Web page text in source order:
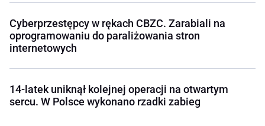
Cyberprzestępcy w rękach CBZC. Zarabiali na
oprogramowaniu do paraliżowania stron
internetowych
14-latek uniknął kolejnej operacji na otwartym
sercu. W Polsce wykonano rzadki zabieg